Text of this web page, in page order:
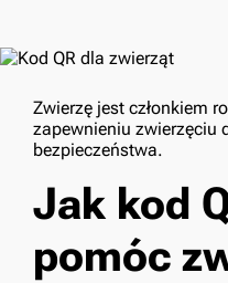
Zwierzę jest członkiem
zapewnieniu zwierzęciu
bezpieczeństwa.
Jak kod
pomóc